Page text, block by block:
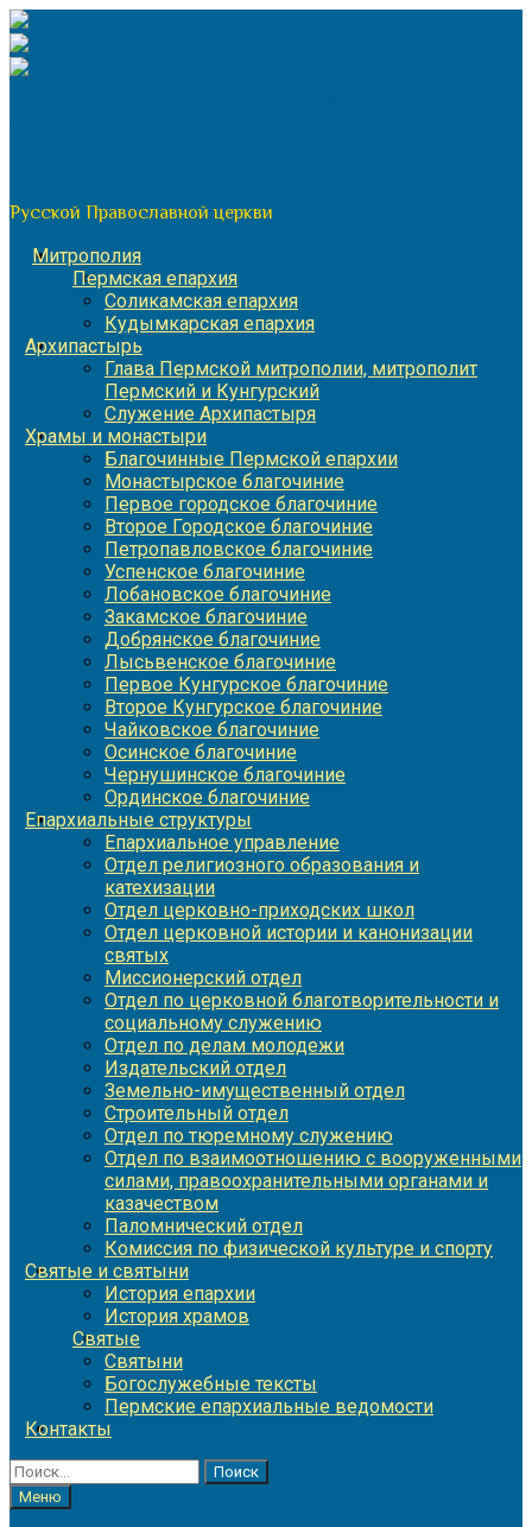
Перейти
к
содержимому
Русской Православной церкви
Митрополия
Пермская епархия
Соликамская епархия
Кудымкарская епархия
Архипастырь
Глава Пермской митрополии, митрополит
Пермский и Кунгурский
Служение Архипастыря
Храмы и монастыри
Благочинные Пермской епархии
Монастырское благочиние
Первое городское благочиние
Второе Городское благочиние
Петропавловское благочиние
Успенское благочиние
Лобановское благочиние
Закамское благочиние
Добрянское благочиние
Лысьвенское благочиние
Первое Кунгурское благочиние
Второе Кунгурское благочиние
Чайковское благочиние
Осинское благочиние
Чернушинское благочиние
Ординское благочиние
Епархиальные структуры
Епархиальное управление
Отдел религиозного образования и
катехизации
Отдел церковно-приходских школ
Отдел церковной истории и канонизации
святых
Миссионерский отдел
Отдел по церковной благотворительности и
социальному служению
Отдел по делам молодежи
Издательский отдел
Земельно-имущественный отдел
Строительный отдел
Отдел по тюремному служению
Отдел по взаимоотношению с вооруженными
силами, правоохранительными органами и
казачеством
Паломнический отдел
Комиссия по физической культуре и спорту
Святые и святыни
История епархии
История храмов
Святые
Святыни
Богослужебные тексты
Пермские епархиальные ведомости
Контакты
Найти:
Меню